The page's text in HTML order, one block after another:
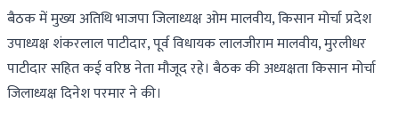
बैठक में मुख्य अतिथि भाजपा जिलाध्यक्ष ओम मालवीय, किसान मोर्चा प्रदेश
उपाध्यक्ष शंकरलाल पाटीदार, पूर्व विधायक लालजीराम मालवीय, मुरलीधर
पाटीदार सहित कई वरिष्ठ नेता मौजूद रहे। बैठक की अध्यक्षता किसान मोर्चा
जिलाध्यक्ष दिनेश परमार ने की।